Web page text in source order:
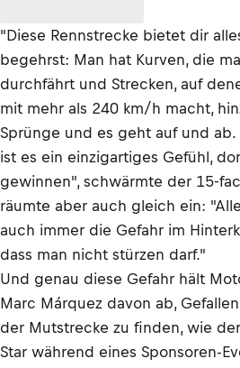
"Diese Rennstrecke bietet dir
begehrst: Man hat Kurven, die
durchfährt und Strecken, auf
mit mehr als 240 km/h macht,
Sprünge und es geht auf und ab.
ist es ein einzigartiges Gefühl,
gewinnen", schwärmte der 15-
räumte aber auch gleich ein:
auch immer die Gefahr im
dass man nicht stürzen darf."
Und genau diese Gefahr hält
Marc Márquez davon ab,
der Mutstrecke zu finden, wie
Star während eines Sponsoren-